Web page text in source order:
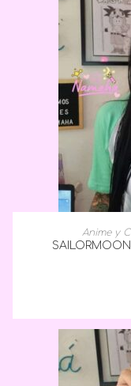
Anime y